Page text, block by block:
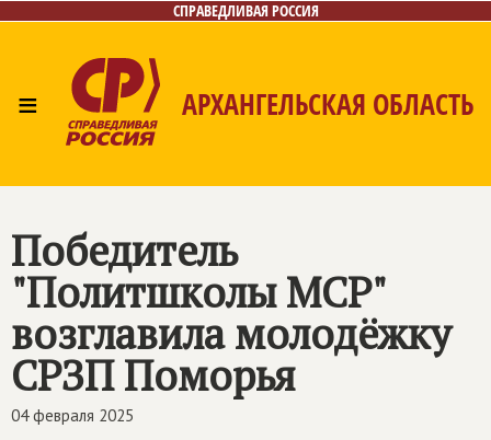
СПРАВЕДЛИВАЯ РОССИЯ
≡ АРХАНГЕЛЬСКАЯ ОБЛАСТЬ
Победитель
"Политшколы МСР"
возглавила молодёжку
СРЗП Поморья
04 февраля 2025